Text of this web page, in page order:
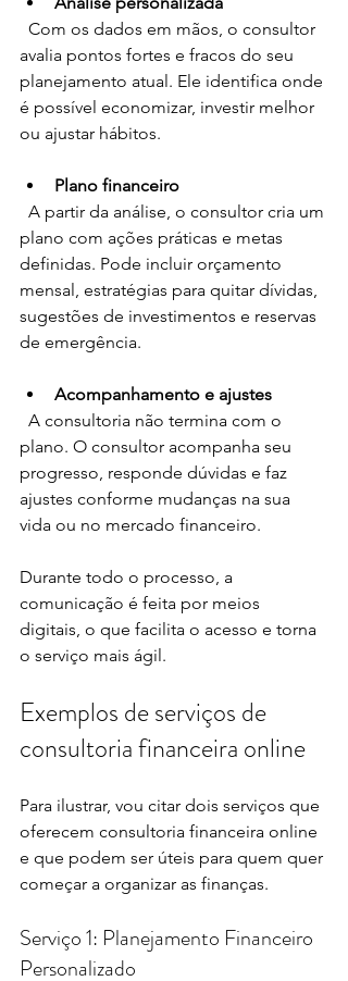
avalia pontos fortes e fracos do seu
planejamento atual. Ele identifica onde
é possível economizar, investir melhor
ou ajustar hábitos.
Plano financeiro
plano com ações práticas e metas
definidas. Pode incluir orçamento
mensal, estratégias para quitar dívidas,
sugestões de investimentos e reservas
de emergência.
Acompanhamento e ajustes
plano. O consultor acompanha seu
progresso, responde dúvidas e faz
ajustes conforme mudanças na sua
vida ou no mercado financeiro.
Durante todo o processo, a
comunicação é feita por meios
digitais, o que facilita o acesso e torna
o serviço mais ágil.
Exemplos de serviços de
consultoria financeira online
Para ilustrar, vou citar dois serviços que
oferecem consultoria financeira online
e que podem ser úteis para quem quer
começar a organizar as finanças.
Serviço 1: Planejamento Financeiro
Personalizado